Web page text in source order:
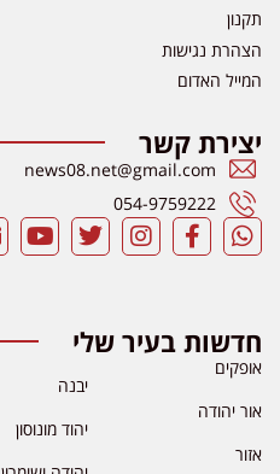
תקנון
הצהרת נגישות
המייל האדום
יצירת קשר
news08.net@gmail.com
054-9759222
חדשות בעיר שלי
אופקים
אור יהודה
אזור
יבנה
יהוד מונוסון